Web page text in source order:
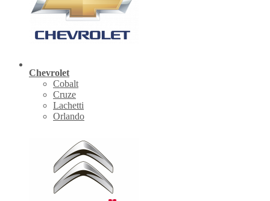
Chevrolet
Cobalt
Cruze
Lachetti
Orlando